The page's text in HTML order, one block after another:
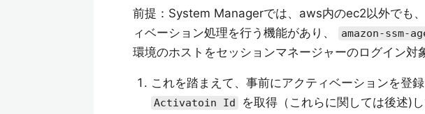
前提：System Managerでは、aws内のec2以外でも
ィベーション処理を行う機能があり、
amazon-ssm-
環境のホストをセッションマネージャーのログイン対
これを踏まえて、事前にアクティベーションを登
Activatoin Id
を取得（これらに関しては後述)し